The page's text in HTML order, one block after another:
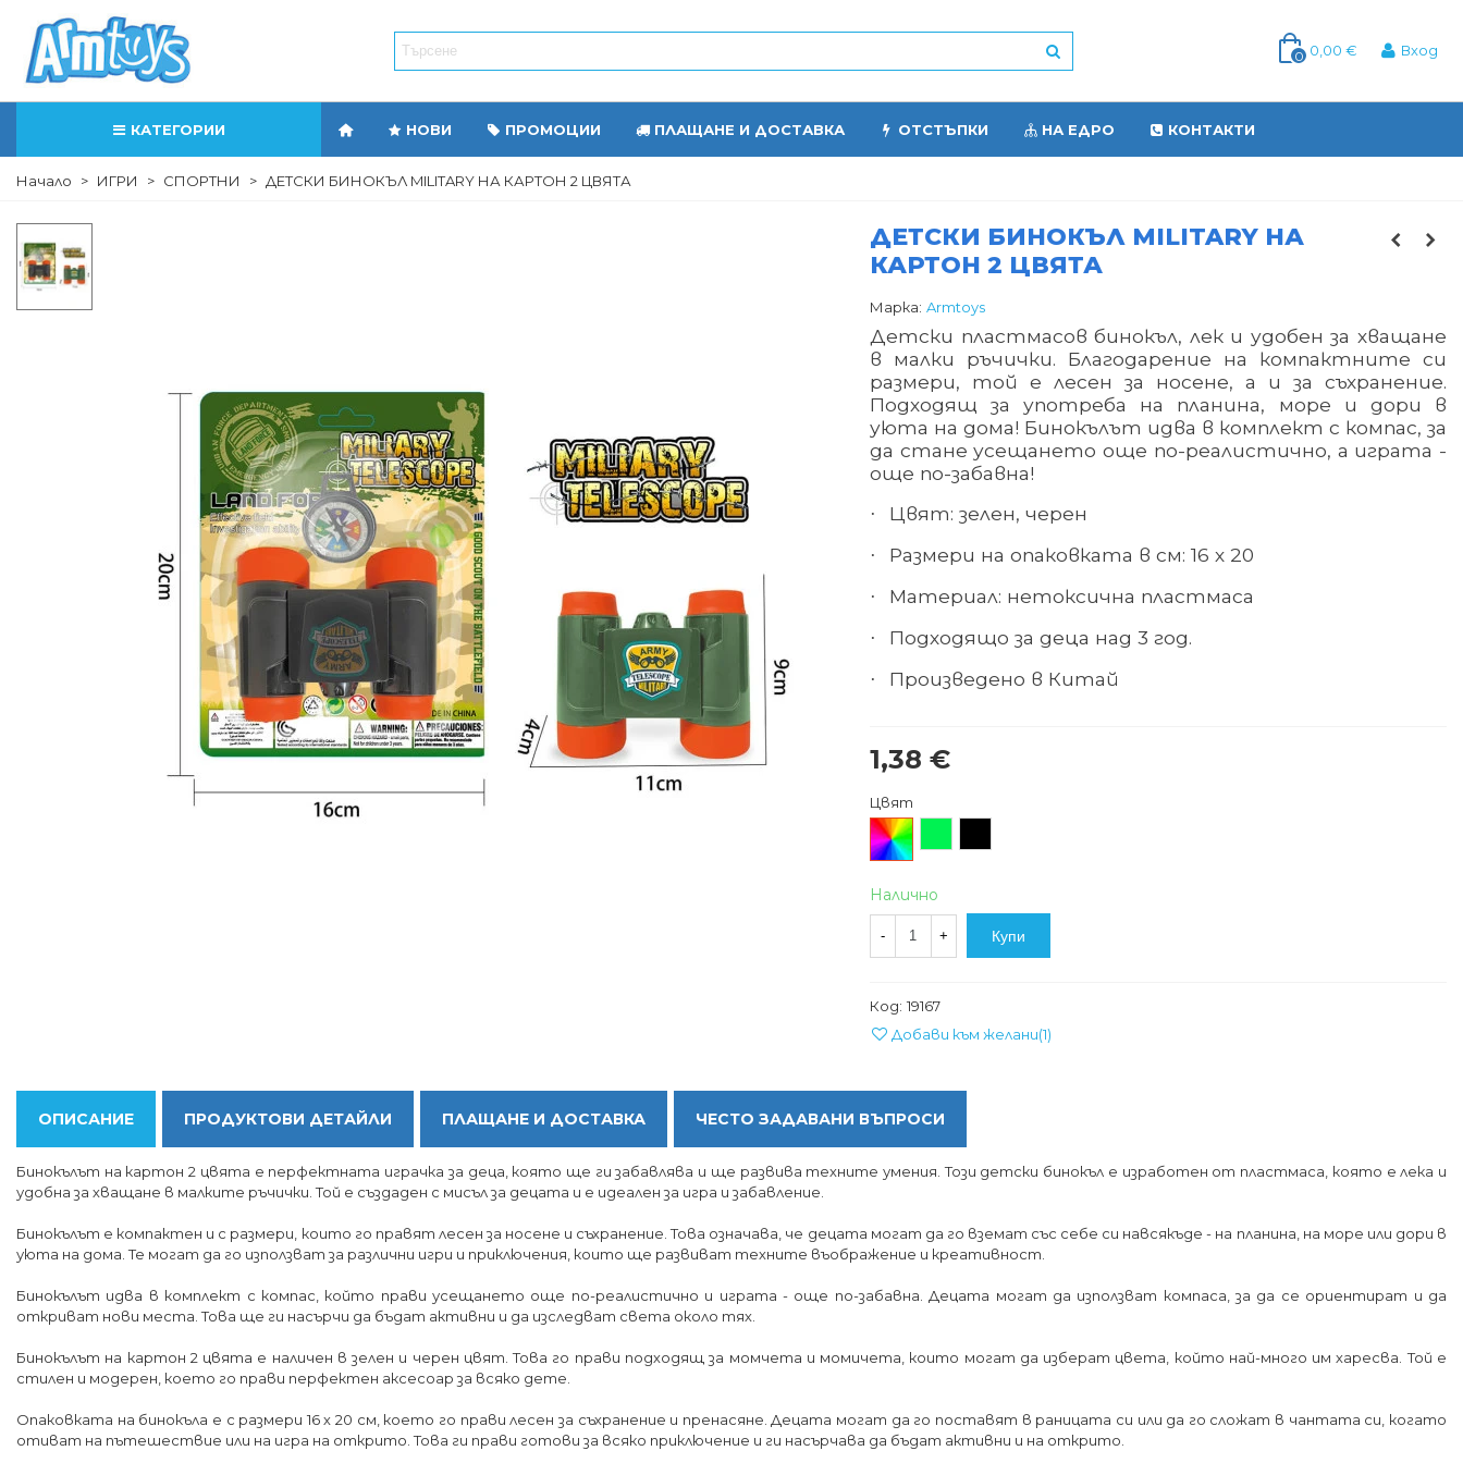
0 0,00 € Вход
КАТЕГОРИИ НОВИ ПРОМОЦИИ ПЛАЩАНЕ И ДОСТАВКА ОТСТЪПКИ НА ЕДРО КОНТАКТИ
Начало > ИГРИ > СПОРТНИ > ДЕТСКИ БИНОКЪЛ MILITARY НА КАРТОН 2 ЦВЯТА
ДЕТСКИ БИНОКЪЛ MILITARY НА
КАРТОН 2 ЦВЯТА
Марка: Armtoys
Детски пластмасов бинокъл, лек и удобен за хващане
в малки ръчички. Благодарение на компактните си
размери, той е лесен за носене, а и за съхранение.
Подходящ за употреба на планина, море и дори в
уюта на дома! Бинокълът идва в комплект с компас, за
да стане усещането още по-реалистично, а играта -
още по-забавна!
· Цвят: зелен, черен
· Размери на опаковката в см: 16 х 20
· Материал: нетоксична пластмаса
· Подходящо за деца над 3 год.
· Произведено в Китай
1,38 €
Цвят
Произволен/
микс
Налично
- + Купи
Код: 19167
Добави към желани(1)
ОПИСАНИЕ ПРОДУКТОВИ ДЕТАЙЛИ ПЛАЩАНЕ И ДОСТАВКА ЧЕСТО ЗАДАВАНИ ВЪПРОСИ
Бинокълът на картон 2 цвята е перфектната играчка за деца, която ще ги забавлява и ще развива техните умения. Този детски бинокъл е изработен от пластмаса, която е лека и
удобна за хващане в малките ръчички. Той е създаден с мисъл за децата и е идеален за игра и забавление.
Бинокълът е компактен и с размери, които го правят лесен за носене и съхранение. Това означава, че децата могат да го вземат със себе си навсякъде - на планина, на море или дори в
уюта на дома. Те могат да го използват за различни игри и приключения, които ще развиват техните въображение и креативност.
Бинокълът идва в комплект с компас, който прави усещането още по-реалистично и играта - още по-забавна. Децата могат да използват компаса, за да се ориентират и да
откриват нови места. Това ще ги насърчи да бъдат активни и да изследват света около тях.
Бинокълът на картон 2 цвята е наличен в зелен и черен цвят. Това го прави подходящ за момчета и момичета, които могат да изберат цвета, който най-много им харесва. Той е
стилен и модерен, което го прави перфектен аксесоар за всяко дете.
Опаковката на бинокъла е с размери 16 х 20 см, което го прави лесен за съхранение и пренасяне. Децата могат да го поставят в раницата си или да го сложат в чантата си, когато
отиват на пътешествие или на игра на открито. Това ги прави готови за всяко приключение и ги насърчава да бъдат активни и на открито.